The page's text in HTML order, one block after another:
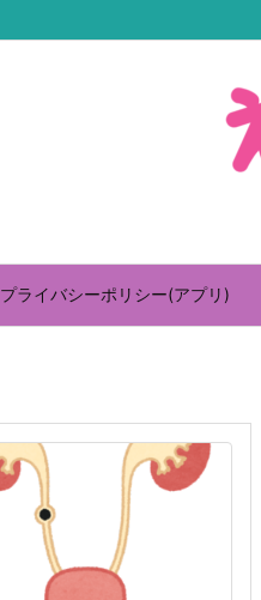
プライバシーポリシー(アプリ)